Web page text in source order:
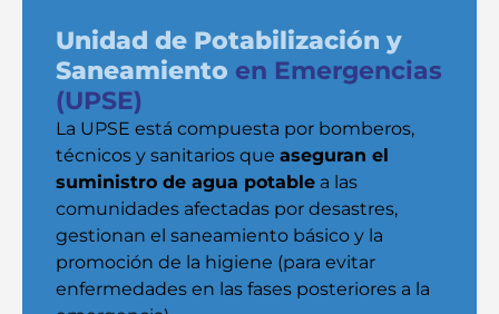
Unidad de Potabilización y
Saneamiento en Emergencias
(UPSE)
La UPSE está compuesta por bomberos,
técnicos y sanitarios que aseguran el
suministro de agua potable a las
comunidades afectadas por desastres,
gestionan el saneamiento básico y la
promoción de la higiene (para evitar
enfermedades en las fases posteriores a la